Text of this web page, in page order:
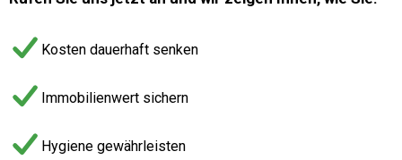
Kosten dauerhaft senken
Immobilienwert sichern
Hygiene gewährleisten